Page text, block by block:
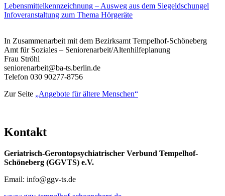
Beitragsnavigation
Lebensmittelkennzeichnung – Ausweg aus dem Siegeldschungel
Infoveranstaltung zum Thema Hörgeräte
In Zusammenarbeit mit dem Bezirksamt Tempelhof-Schöneberg
Amt für Soziales – Seniorenarbeit/Altenhilfeplanung
Frau Ströhl
seniorenarbeit@ba-ts.berlin.de
Telefon 030 90277-8756
Zur Seite „Angebote für ältere Menschen“
Kontakt
Geriatrisch-Gerontopsychiatrischer Verbund Tempelhof-
Schöneberg (GGVTS) e.V.
Email: info@ggv-ts.de